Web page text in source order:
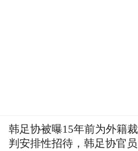
韩足协被曝15年前为外籍裁
判安排性招待，韩足协官员